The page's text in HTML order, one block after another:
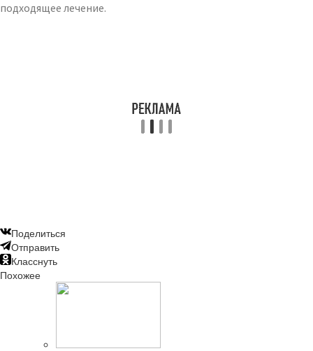
подходящее лечение.
Поделиться
Отправить
Класснуть
Похожее